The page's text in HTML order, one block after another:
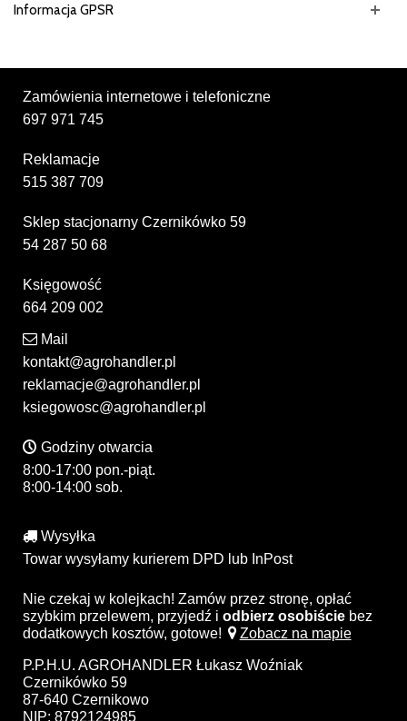
Informacja GPSR
Zamówienia internetowe i telefoniczne
697 971 745
Reklamacje
515 387 709
Sklep stacjonarny Czernikówko 59
54 287 50 68
Księgowość
664 209 002
Mail
kontakt@agrohandler.pl
reklamacje@agrohandler.pl
ksiegowosc@agrohandler.pl
Godziny otwarcia
8:00-17:00 pon.-piąt.
8:00-14:00 sob.
Wysyłka
Towar wysyłamy kurierem DPD lub InPost
Nie czekaj w kolejkach! Zamów przez stronę, opłać
szybkim przelewem, przyjedź i odbierz osobiście bez
dodatkowych kosztów, gotowe!
Zobacz na mapie
P.P.H.U. AGROHANDLER Łukasz Woźniak
Czernikówko 59
87-640 Czernikowo
NIP: 8792124985